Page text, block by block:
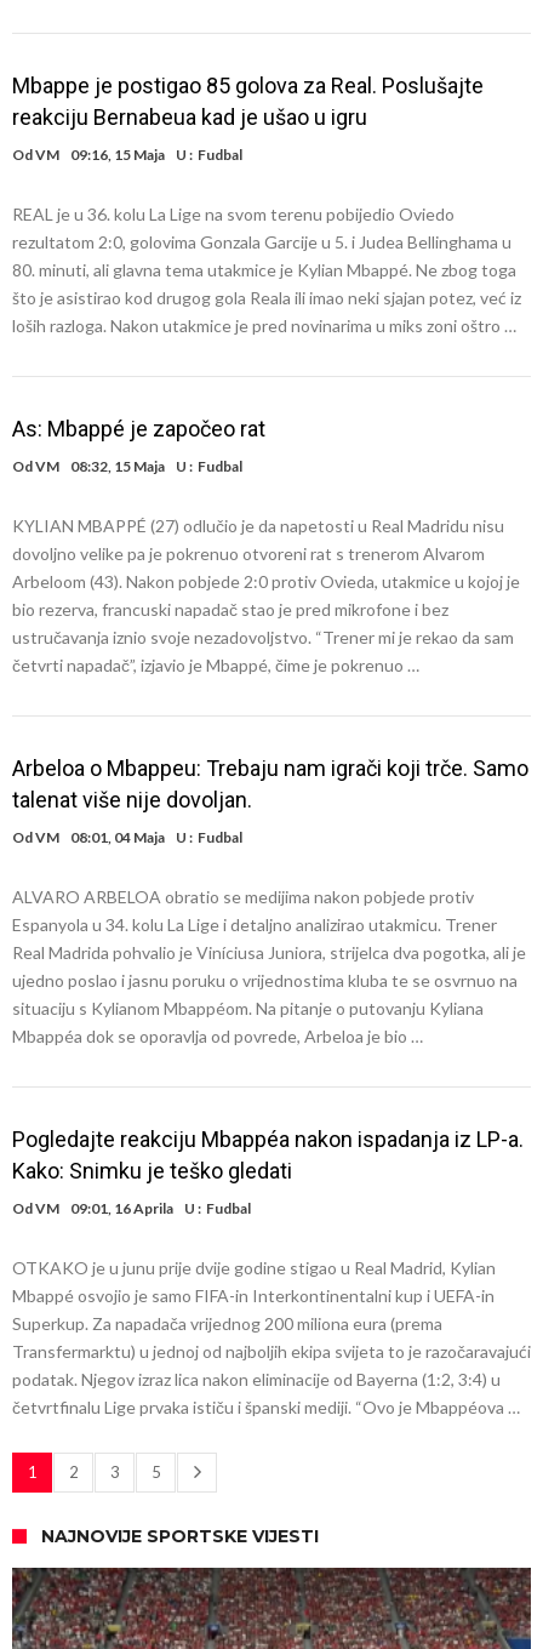
Mbappe je postigao 85 golova za Real. Poslušajte
reakciju Bernabeua kad je ušao u igru
OdVM 09:16, 15 Maja U : Fudbal
REAL je u 36. kolu La Lige na svom terenu pobijedio Oviedo
rezultatom 2:0, golovima Gonzala Garcije u 5. i Judea Bellinghama u
80. minuti, ali glavna tema utakmice je Kylian Mbappé. Ne zbog toga
što je asistirao kod drugog gola Reala ili imao neki sjajan potez, već iz
loših razloga. Nakon utakmice je pred novinarima u miks zoni oštro …
As: Mbappé je započeo rat
OdVM 08:32, 15 Maja U : Fudbal
KYLIAN MBAPPÉ (27) odlučio je da napetosti u Real Madridu nisu
dovoljno velike pa je pokrenuo otvoreni rat s trenerom Alvarom
Arbeloom (43). Nakon pobjede 2:0 protiv Ovieda, utakmice u kojoj je
bio rezerva, francuski napadač stao je pred mikrofone i bez
ustručavanja iznio svoje nezadovoljstvo. “Trener mi je rekao da sam
četvrti napadač”, izjavio je Mbappé, čime je pokrenuo …
Arbeloa o Mbappeu: Trebaju nam igrači koji trče. Samo
talenat više nije dovoljan.
OdVM 08:01, 04 Maja U : Fudbal
ALVARO ARBELOA obratio se medijima nakon pobjede protiv
Espanyola u 34. kolu La Lige i detaljno analizirao utakmicu. Trener
Real Madrida pohvalio je Viníciusa Juniora, strijelca dva pogotka, ali je
ujedno poslao i jasnu poruku o vrijednostima kluba te se osvrnuo na
situaciju s Kylianom Mbappéom. Na pitanje o putovanju Kyliana
Mbappéa dok se oporavlja od povrede, Arbeloa je bio …
Pogledajte reakciju Mbappéa nakon ispadanja iz LP-a.
Kako: Snimku je teško gledati
OdVM 09:01, 16 Aprila U : Fudbal
OTKAKO je u junu prije dvije godine stigao u Real Madrid, Kylian
Mbappé osvojio je samo FIFA-in Interkontinentalni kup i UEFA-in
Superkup. Za napadača vrijednog 200 miliona eura (prema
Transfermarktu) u jednoj od najboljih ekipa svijeta to je razočaravajući
podatak. Njegov izraz lica nakon eliminacije od Bayerna (1:2, 3:4) u
četvrtfinalu Lige prvaka ističu i španski mediji. “Ovo je Mbappéova …
1 2 3 5
NAJNOVIJE SPORTSKE VIJESTI